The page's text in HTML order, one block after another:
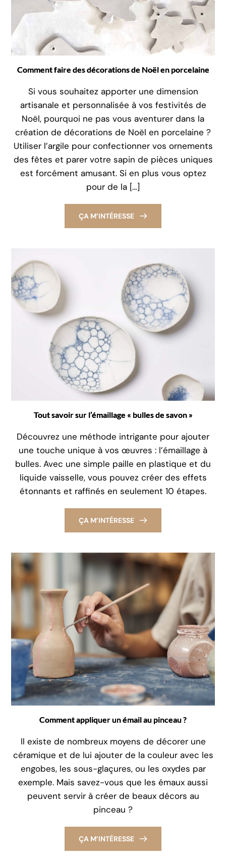
Comment faire des décorations de Noël en porcelaine
Si vous souhaitez apporter une dimension
artisanale et personnalisée à vos festivités de
Noël, pourquoi ne pas vous aventurer dans la
création de décorations de Noël en porcelaine ?
Utiliser l’argile pour confectionner vos ornements
des fêtes et parer votre sapin de pièces uniques
est forcément amusant. Si en plus vous optez
pour de la […]
ÇA M’INTÉRESSE
Tout savoir sur l’émaillage « bulles de savon »
Découvrez une méthode intrigante pour ajouter
une touche unique à vos œuvres : l’émaillage à
bulles. Avec une simple paille en plastique et du
liquide vaisselle, vous pouvez créer des effets
étonnants et raffinés en seulement 10 étapes.
ÇA M’INTÉRESSE
Comment appliquer un émail au pinceau ?
Il existe de nombreux moyens de décorer une
céramique et de lui ajouter de la couleur avec les
engobes, les sous-glaçures, ou les oxydes par
exemple. Mais savez-vous que les émaux aussi
peuvent servir à créer de beaux décors au
pinceau ?
ÇA M’INTÉRESSE